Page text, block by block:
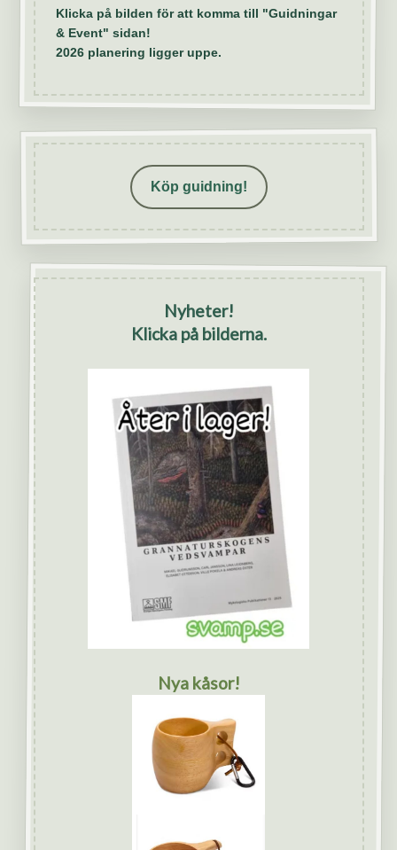
Klicka på bilden för att komma till "Guidningar
& Event" sidan!
2026 planering ligger uppe.
Köp guidning!
Nyheter!
Klicka på bilderna.
Nya kåsor!